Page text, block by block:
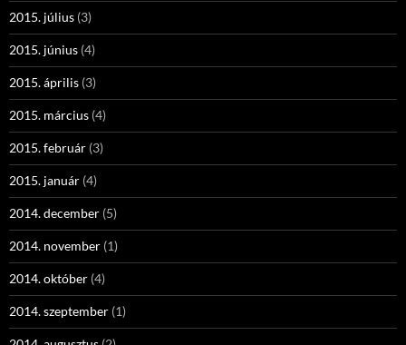
2015. július (3)
2015. június (4)
2015. április (3)
2015. március (4)
2015. február (3)
2015. január (4)
2014. december (5)
2014. november (1)
2014. október (4)
2014. szeptember (1)